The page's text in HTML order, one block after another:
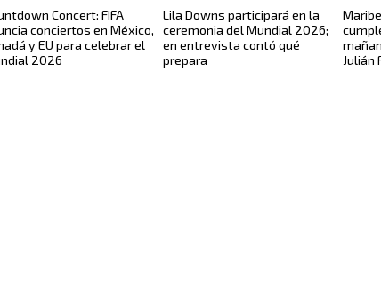
Concert: FIFA
conciertos en México,
y EU para celebrar el
2026
Lila Downs participará en la
ceremonia del Mundial 2026;
en entrevista contó qué
prepara
Julián